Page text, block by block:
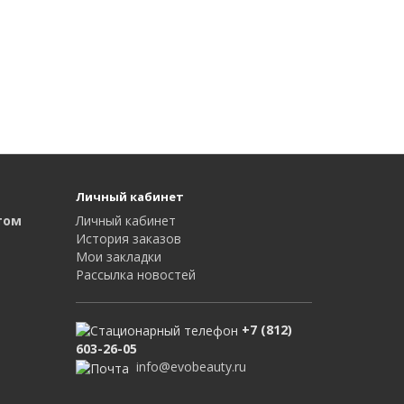
Личный кабинет
Личный кабинет
История заказов
Мои закладки
Рассылка новостей
+7 (812)
603-26-05
info@evobeauty.ru